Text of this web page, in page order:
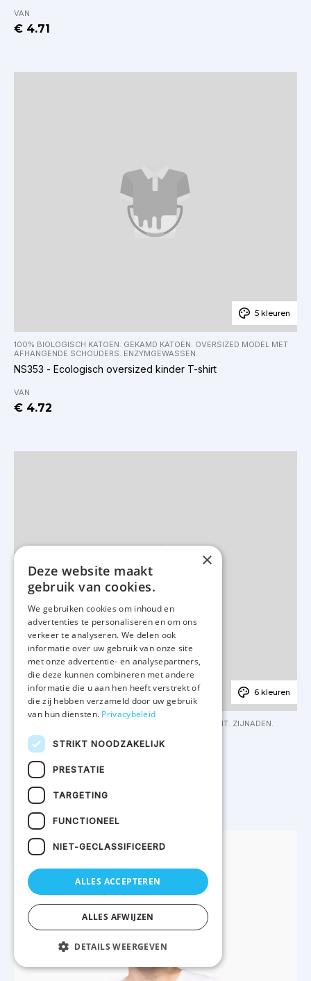
VAN
€ 4.71
5 kleuren
100% BIOLOGISCH KATOEN. GEKAMD KATOEN. OVERSIZED MODEL MET
AFHANGENDE SCHOUDERS. ENZYMGEWASSEN.
NS353 - Ecologisch oversized kinder T-shirt
VAN
€ 4.72
6 kleuren
100% KATOEN. GEKAMD KATOEN. JERSEY. RECHTE SNIT. ZIJNADEN.
K3038 - T-shirt ronde hals kinderen
VAN
€ 4.83
×
Deze website maakt
gebruik van cookies.
We gebruiken cookies om inhoud en
advertenties te personaliseren en om ons
verkeer te analyseren. We delen ook
informatie over uw gebruik van onze site
met onze advertentie- en analysepartners,
die deze kunnen combineren met andere
informatie die u aan hen heeft verstrekt of
die zij hebben verzameld door uw gebruik
van hun diensten. Privacybeleid
STRIKT NOODZAKELIJK
PRESTATIE
TARGETING
FUNCTIONEEL
NIET-GECLASSIFICEERD
ALLES ACCEPTEREN
ALLES AFWIJZEN
DETAILS WEERGEVEN